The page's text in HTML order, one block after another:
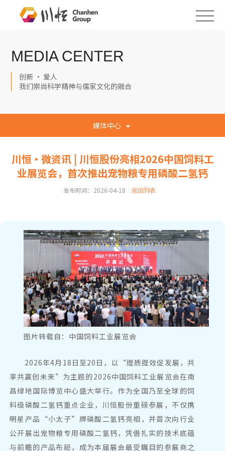
MEDIA CENTER
创新 · 爱人
我们崇尚科学精神与儒家文化的融合
媒体中心
川恒·微资讯 | 川恒股份亮相2026中国饲料工
业展览会，首次推出宠物粮专用磷酸二氢钙
发布时间：2026-04-18 返回列表
图片转载自：中国饲料工业展览会
2026年4月18日至20日，以“提质提效促发展，共
享共赢创未来”为主题的2026中国饲料工业展览会在南
昌绿地国际博览中心盛大举行。作为全国乃至全球的饲
料级磷酸二氢钙重点企业， 川恒股份重磅参展，不仅携
明星产品“小太子”牌磷酸二氢钙亮相，并首次向行业
公开展出宠物粮专用磷酸二氢钙，凭借扎实的技术底蕴
与前瞻的产品布局，成为本届展会最受瞩目的参展商之